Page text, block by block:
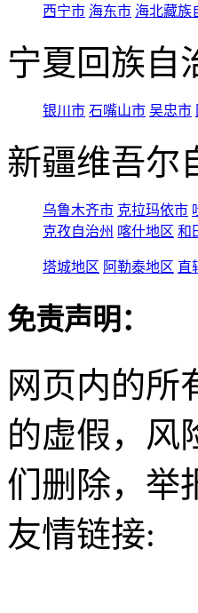
西宁市 海东市 海北藏族
宁夏回族自
银川市 石嘴山市 吴忠市
新疆维吾尔
乌鲁木齐市 克拉玛依市
克孜自治州 喀什地区 和
塔城地区 阿勒泰地区 直
免责声明：
网页内的所
的虚假，风
们删除，举
友情链接: